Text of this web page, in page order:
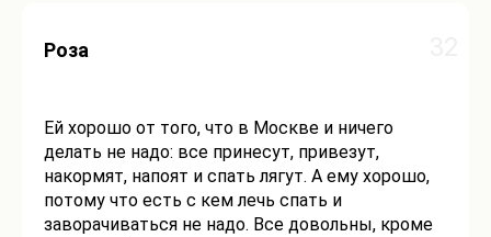
Роза
Ей хорошо от того, что в Москве и ничего
делать не надо: все принесут, привезут,
накормят, напоят и спать лягут. А ему хорошо,
потому что есть с кем лечь спать и
заворачиваться не надо. Все довольны, кроме